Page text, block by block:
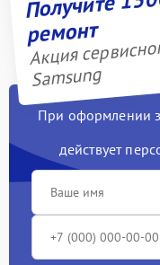
ремонт
Акция
Samsung
При оформлении
действует